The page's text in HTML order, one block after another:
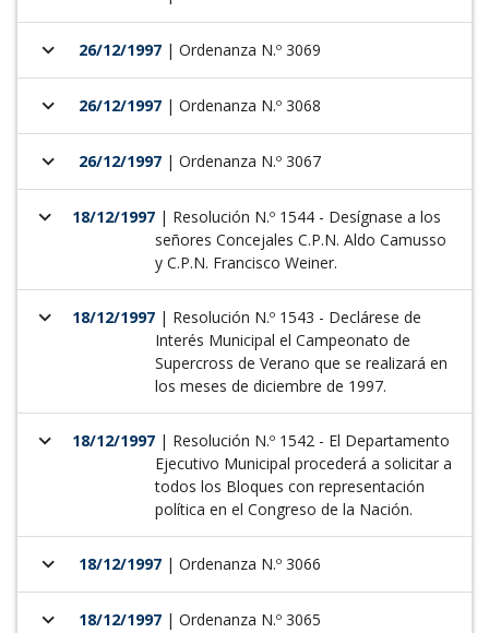
keyboard_arrow_down 26/12/1997 | Ordenanza N.º 3069
keyboard_arrow_down 26/12/1997 | Ordenanza N.º 3068
keyboard_arrow_down 26/12/1997 | Ordenanza N.º 3067
keyboard_arrow_down 18/12/1997 | Resolución N.º 1544 - Desígnase a los
señores Concejales C.P.N. Aldo Camusso
y C.P.N. Francisco Weiner.
keyboard_arrow_down 18/12/1997 | Resolución N.º 1543 - Declárese de
Interés Municipal el Campeonato de
Supercross de Verano que se realizará en
los meses de diciembre de 1997.
keyboard_arrow_down 18/12/1997 | Resolución N.º 1542 - El Departamento
Ejecutivo Municipal procederá a solicitar a
todos los Blo­ques con representación
política en el Congreso de la Nación.
keyboard_arrow_down 18/12/1997 | Ordenanza N.º 3066
keyboard_arrow_down 18/12/1997 | Ordenanza N.º 3065